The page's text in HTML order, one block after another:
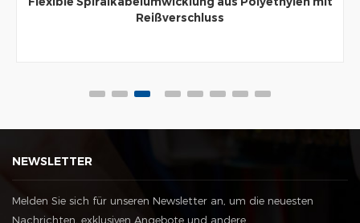
Reißverschluss
NEWSLETTER
Melden Sie sich für unseren Newsletter an, um die neuesten
Nachrichten, exklusiven Angebote und andere